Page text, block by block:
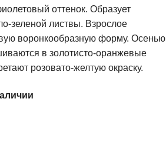
оттенок. Образует
зеленой листвы. Взрослое
воронкообразную форму. Осенью
в золотисто-оранжевые
розовато-желтую окраску.